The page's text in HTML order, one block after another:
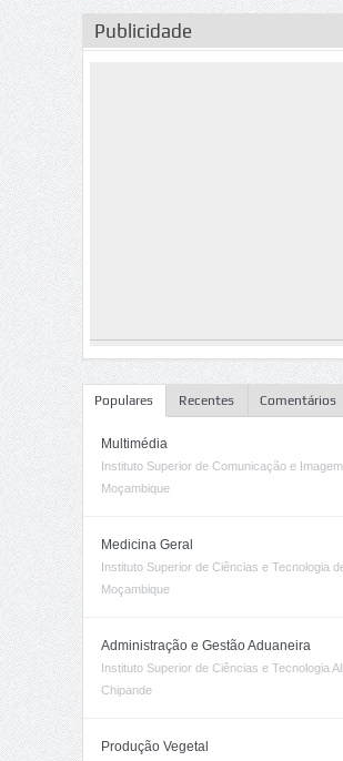
Publicidade
Populares Recentes Comentários
Multimédia
Instituto Superior de Comunicação e
Moçambique
Medicina Geral
Instituto Superior de Ciências e Tecnologia
Moçambique
Administração e Gestão Aduaneira
Instituto Superior de Ciências e Tecnologia
Chipande
Produção Vegetal